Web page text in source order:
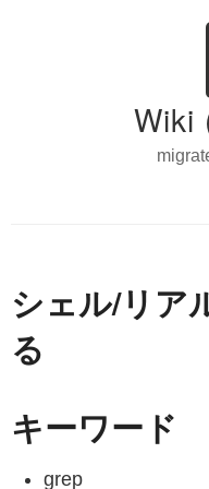
Wiki
シェル/リア
る
キーワード
grep